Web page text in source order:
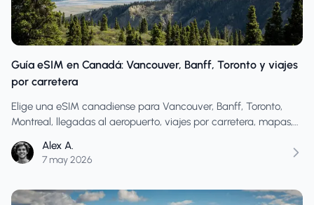
Guía eSIM en Canadá: Vancouver, Banff, Toronto y viajes
por carretera
Elige una eSIM canadiense para Vancouver, Banff, Toronto,
Montreal, llegadas al aeropuerto, viajes por carretera, mapas,
flexibles.
Alex A.
7 may 2026